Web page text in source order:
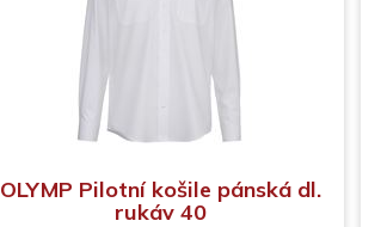
OLYMP Pilotní košile pánská dl.
rukáv 40